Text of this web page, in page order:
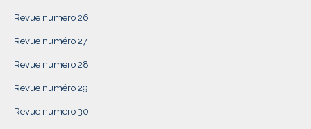
Revue numéro 26
Revue numéro 27
Revue numéro 28
Revue numéro 29
Revue numéro 30